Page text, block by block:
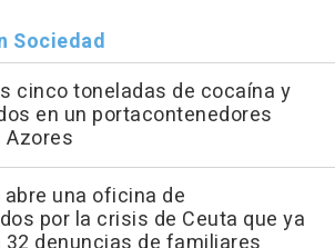
Sociedad
cinco toneladas de cocaína y
en un portacontenedores
abre una oficina de
por la crisis de Ceuta que ya